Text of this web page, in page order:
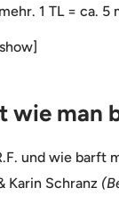
1 TL = ca. 5
wie man
und wie barft
Karin Schranz